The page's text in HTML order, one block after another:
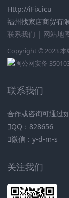
Http://iFix.icu
福州找家店商贸有
联系我们 | 网站地
Copyright © 2023 本
闽公网安备
联系我们
合作或咨询可通过
QQ：828656
微信：y-d-m-s
关注我们